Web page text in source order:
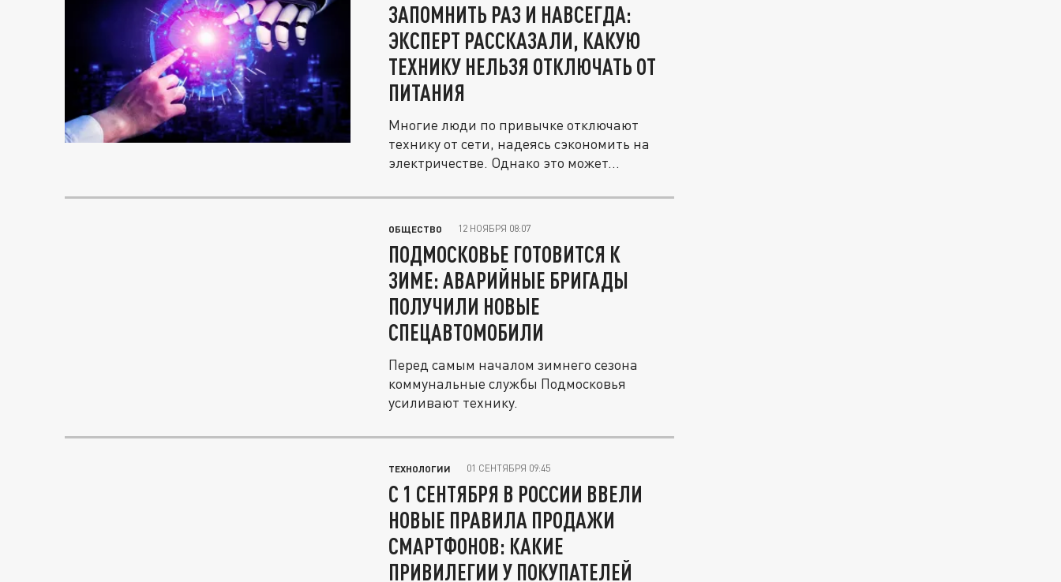
ЗАПОМНИТЬ РАЗ И НАВСЕГДА:
ЭКСПЕРТ РАССКАЗАЛИ, КАКУЮ
ТЕХНИКУ НЕЛЬЗЯ ОТКЛЮЧАТЬ ОТ
ПИТАНИЯ
Многие люди по привычке отключают
технику от сети, надеясь сэкономить на
электричестве. Однако это может...
ОБЩЕСТВО 12 НОЯБРЯ 08:07
ПОДМОСКОВЬЕ ГОТОВИТСЯ К
ЗИМЕ: АВАРИЙНЫЕ БРИГАДЫ
ПОЛУЧИЛИ НОВЫЕ
СПЕЦАВТОМОБИЛИ
Перед самым началом зимнего сезона
коммунальные службы Подмосковья
усиливают технику.
ТЕХНОЛОГИИ 01 СЕНТЯБРЯ 09:45
С 1 СЕНТЯБРЯ В РОССИИ ВВЕЛИ
НОВЫЕ ПРАВИЛА ПРОДАЖИ
СМАРТФОНОВ: КАКИЕ
ПРИВИЛЕГИИ У ПОКУПАТЕЛЕЙ